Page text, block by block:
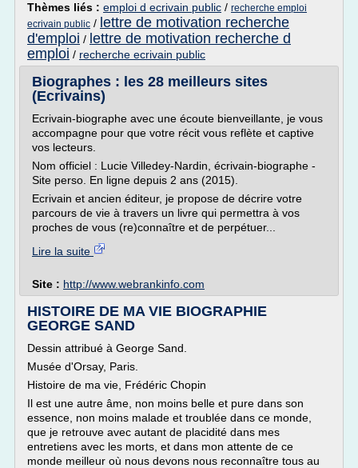
Thèmes liés : emploi d ecrivain public / recherche emploi
ecrivain public / lettre de motivation recherche
d'emploi / lettre de motivation recherche d
emploi / recherche ecrivain public
Biographes : les 28 meilleurs sites
(Ecrivains)
Ecrivain-biographe avec une écoute bienveillante, je vous
accompagne pour que votre récit vous reflète et captive
vos lecteurs.
Nom officiel : Lucie Villedey-Nardin, écrivain-biographe -
Site perso. En ligne depuis 2 ans (2015).
Ecrivain et ancien éditeur, je propose de décrire votre
parcours de vie à travers un livre qui permettra à vos
proches de vous (re)connaître et de perpétuer...
Lire la suite
Site : http://www.webrankinfo.com
HISTOIRE DE MA VIE BIOGRAPHIE
GEORGE SAND
Dessin attribué à George Sand.
Musée d'Orsay, Paris.
Histoire de ma vie, Frédéric Chopin
Il est une autre âme, non moins belle et pure dans son
essence, non moins malade et troublée dans ce monde,
que je retrouve avec autant de placidité dans mes
entretiens avec les morts, et dans mon attente de ce
monde meilleur où nous devons nous reconnaître tous au